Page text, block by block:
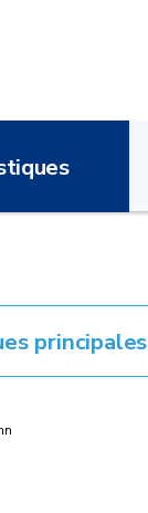
principales